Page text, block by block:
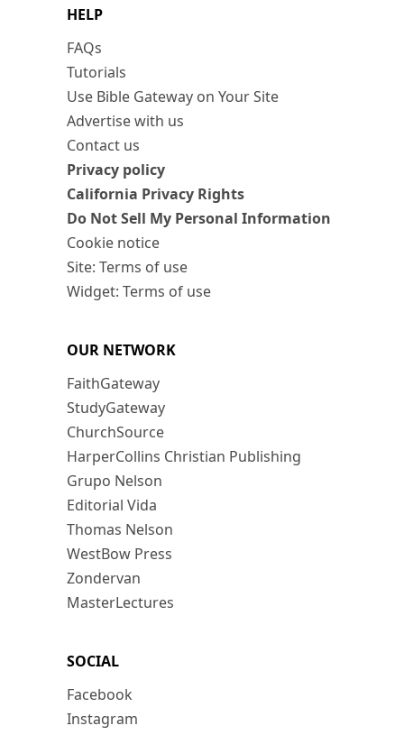
HELP
FAQs
Tutorials
Use Bible Gateway on Your Site
Advertise with us
Contact us
Privacy policy
California Privacy Rights
Do Not Sell My Personal Information
Cookie notice
Site: Terms of use
Widget: Terms of use
OUR NETWORK
FaithGateway
StudyGateway
ChurchSource
HarperCollins Christian Publishing
Grupo Nelson
Editorial Vida
Thomas Nelson
WestBow Press
Zondervan
MasterLectures
SOCIAL
Facebook
Instagram